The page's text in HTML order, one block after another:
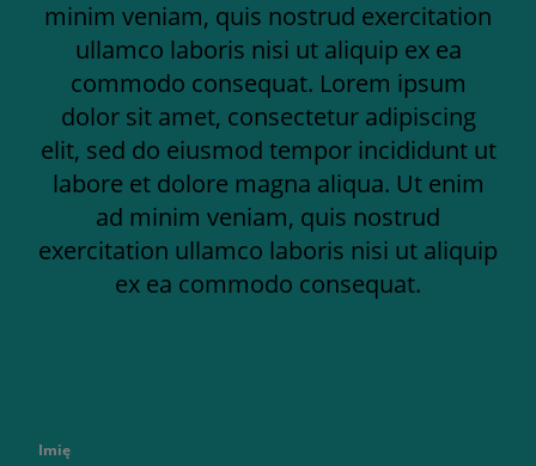
minim veniam, quis nostrud exercitation
ullamco laboris nisi ut aliquip ex ea
commodo consequat. Lorem ipsum
dolor sit amet, consectetur adipiscing
elit, sed do eiusmod tempor incididunt ut
labore et dolore magna aliqua. Ut enim
ad minim veniam, quis nostrud
exercitation ullamco laboris nisi ut aliquip
ex ea commodo consequat.
Imię